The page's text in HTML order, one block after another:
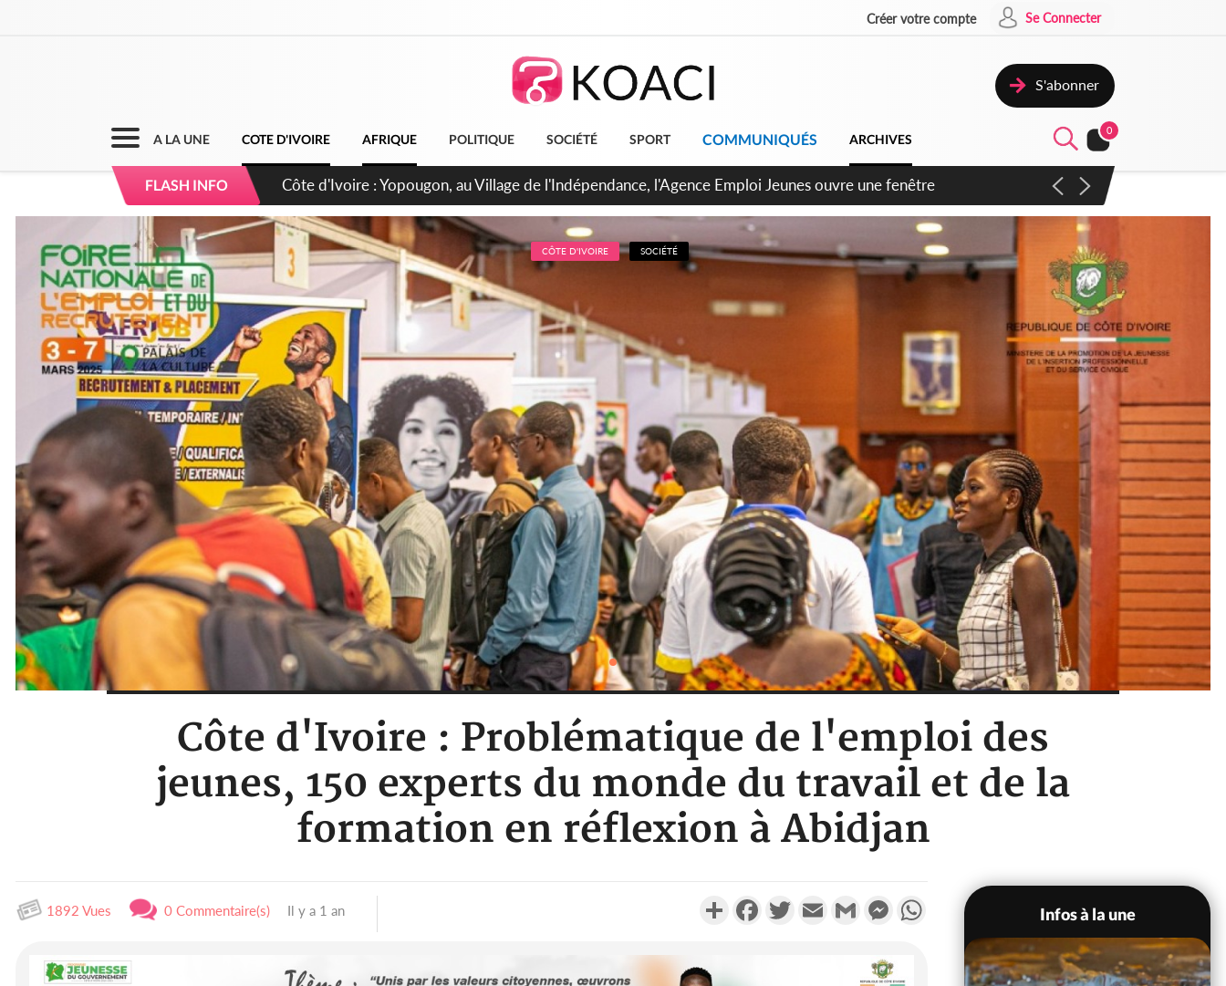
Créer votre compte Se Connecter
S'abonner
A LA UNE COTE D'IVOIRE AFRIQUE POLITIQUE SOCIÉTÉ SPORT COMMUNIQUÉS ARCHIVES
0
FLASH INFO
Côte d'Ivoire : CHU de Treichville, après la fronde, les agents contractuels obtiennent un accord avec la
direction sur les arriérés du SMIG 2023
CÔTE D'IVOIRE SOCIÉTÉ
Côte d'Ivoire : Problématique de l'emploi des
jeunes, 150 experts du monde du travail et de la
formation en réflexion à Abidjan
1892 Vues 0 Commentaire(s) Il y a 1 an PartagerFacebookTwitterEmail Gmail MessengerWhatsApp
Infos à la une